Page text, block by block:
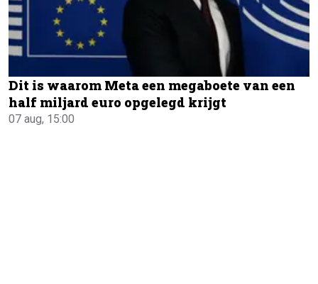
Dit is waarom Meta een megaboete van een
half miljard euro opgelegd krijgt
07 aug, 15:00